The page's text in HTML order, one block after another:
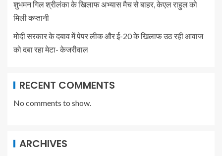
शुभमन गिल श्रीलंका के खिलाफ अभ्यास मैच से बाहर, केएल राहुल को
मिली कप्तानी
मोदी सरकार के दबाव में पेपर लीक और ई-20 के खिलाफ उठ रही आवाज
को दबा रहा मेटा- केजरीवाल
RECENT COMMENTS
No comments to show.
ARCHIVES